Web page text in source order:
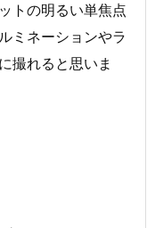
トの明るい単焦点
ミネーションやラ
撮れると思いま